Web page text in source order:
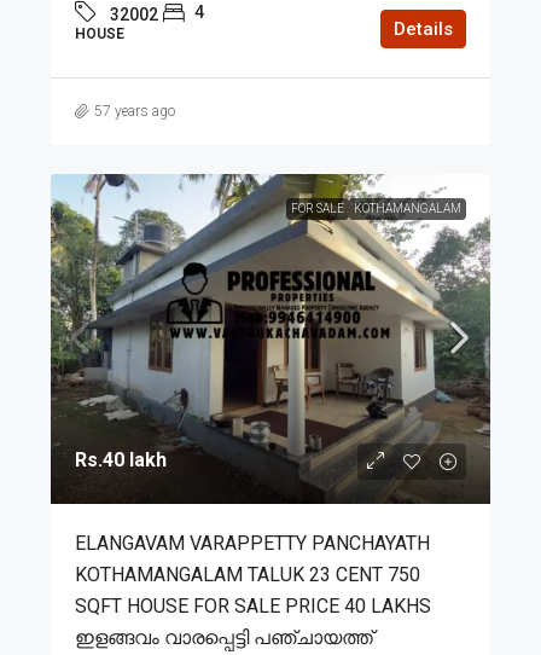
32002 4
HOUSE Details
57 years ago
FOR SALE KOTHAMANGALAM
Rs.40 lakh
ELANGAVAM VARAPPETTY PANCHAYATH
KOTHAMANGALAM TALUK 23 CENT 750
SQFT HOUSE FOR SALE PRICE 40 LAKHS
ഇളങ്ങവം വാരപ്പെട്ടി പഞ്ചായത്ത്